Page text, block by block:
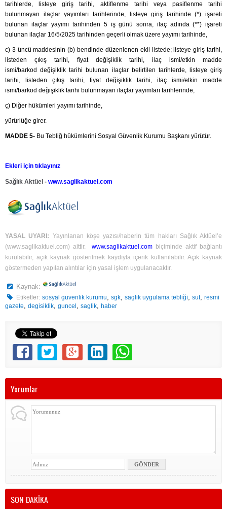
tarihlerde, listeye giriş tarihi, aktiflenme tarihi veya pasiflenme tarihi
bulunmayan ilaçlar yayımları tarihlerinde, listeye giriş tarihinde (*) işareti
bulunan ilaçlar yayımı tarihinden 5 iş günü sonra, ilaç adında (**) işareti
bulunan ilaçlar 16/5/2025 tarihinden geçerli olmak üzere yayımı tarihinde,
c) 3 üncü maddesinin (b) bendinde düzenlenen ekli listede; listeye giriş tarihi,
listeden çıkış tarihi, fiyat değişiklik tarihi, ilaç ismi/etkin madde
ismi/barkod değişiklik tarihi bulunan ilaçlar belirtilen tarihlerde, listeye giriş
tarihi, listeden çıkış tarihi, fiyat değişiklik tarihi, ilaç ismi/etkin madde
ismi/barkod değişiklik tarihi bulunmayan ilaçlar yayımları tarihlerinde,
ç) Diğer hükümleri yayımı tarihinde,
yürürlüğe girer.
MADDE 5- Bu Tebliğ hükümlerini Sosyal Güvenlik Kurumu Başkanı yürütür.
Ekleri için tıklayınız
Sağlık Aktüel - www.saglikaktuel.com
YASAL UYARI: Yayınlanan köşe yazısı/haberin tüm hakları Sağlık Aktüel’e
(www.saglikaktuel.com) aittir. www.saglikaktuel.com biçiminde aktif bağlantı
kurulabilir, açık kaynak gösterilmek kaydıyla içerik kullanılabilir. Açık kaynak
göstermeden yapılan alıntılar için yasal işlem uygulanacaktır.
Kaynak:
Etiketler: sosyal guvenlik kurumu,sgk,saglik uygulama tebliği,sut,resmi
gazete, degisiklik, guncel , saglik, haber
Yorumlar
SON DAKİKA